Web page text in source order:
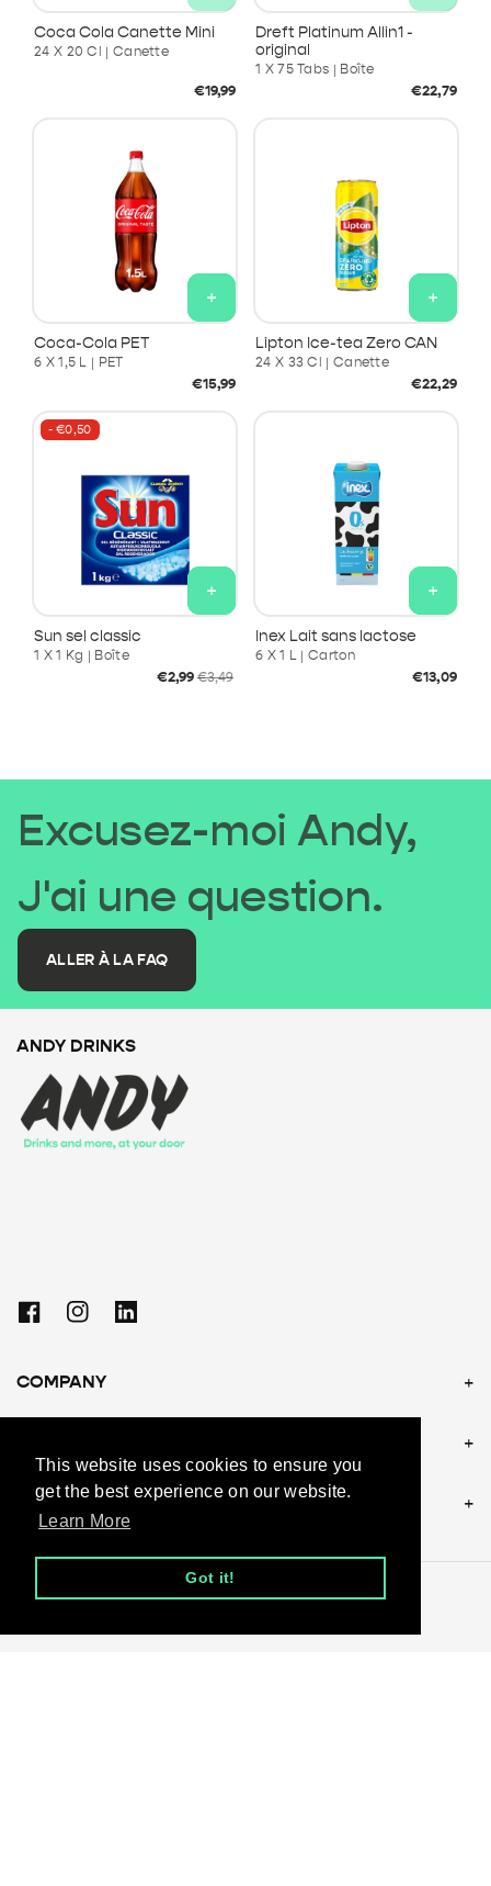
This website uses cookies to ensure you
get the best experience on our website.
Learn More
Got it!
Coca Cola Canette Mini
24 X 20 Cl | Canette
Prix
€19,99
Dreft Platinum Allin1 -
original
1 X 75 Tabs | Boîte
Prix
€22,79
+
Coca-Cola PET
6 X 1,5 L | PET
Prix
€15,99
+
Lipton Ice-tea Zero CAN
24 X 33 Cl | Canette
Prix
€22,29
- €0,50
+
Sun sel classic
1 X 1 Kg | Boîte
Prix
€2,99Prix
€3,49
+
Inex Lait sans lactose
6 X 1 L | Carton
Prix
€13,09
Excusez-moi Andy,
J'ai une question.
ALLER À LA FAQ
ANDY DRINKS
FacebookInstagramLinkedin
COMPANY
CONTACT US